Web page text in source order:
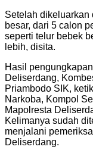
Setelah dikeluarkan
besar, dari 5 calon
seperti telur bebek
lebih, disita.
Hasil
Deliserdang,
Priambodo SIK,
Narkoba, Kompol
Mapolresta
Kelimanya sudah
menjalani
Deliserdang.